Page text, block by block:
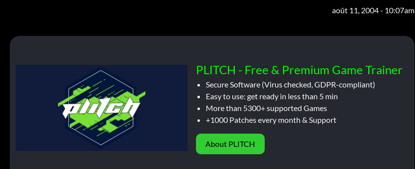
août 11, 2004 - 10:07am
PLITCH - Free & Premium Game Trainer
Secure Software (Virus checked, GDPR-compliant)
Easy to use: get ready in less than 5 min
More than 5300+ supported Games
+1000 Patches every month & Support
About PLITCH